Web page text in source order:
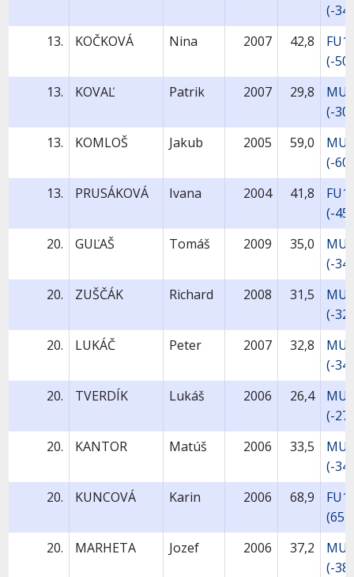
(-
13.
KOČKOVÁ Nina 2007 42,8
(-
13.
KOVAĽ Patrik 2007 29,8
(-
13.
KOMLOŠ Jakub 2005 59,0
(-
13.
PRUSÁKOVÁ Ivana 2004 41,8
(-
20.
GUĽAŠ Tomáš 2009 35,0
(-
20.
ZUŠČÁK Richard 2008 31,5
(-
20.
LUKÁČ Peter 2007 32,8
(-
20.
TVERDÍK Lukáš 2006 26,4
(-
20.
KANTOR Matúš 2006 33,5
(-
20.
KUNCOVÁ Karin 2006 68,9
20.
MARHETA Jozef 2006 37,2
(-